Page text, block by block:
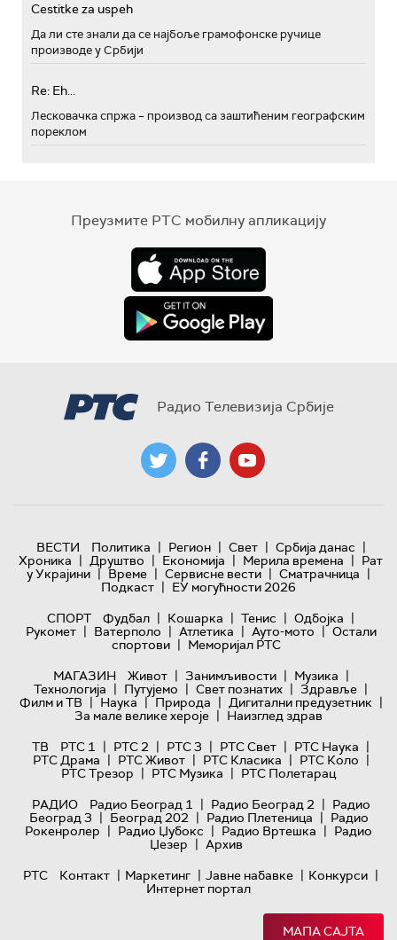
Cestitke za uspeh
Да ли сте знали да се најбоље грамофонске ручице
производе у Србији
Re: Eh...
Лесковачка спржа – производ са заштићеним географским
пореклом
Преузмите РТС мобилну апликацију
Радио Телевизија Србије
ВЕСТИ Политика | Регион | Свет | Србија данас |
Хроника | Друштво | Економија | Мерила времена | Рат
у Украјини | Време | Сервисне вести | Сматрачница |
Подкаст | ЕУ могућности 2026
СПОРТ
Фудбал | Кошарка | Тенис | Одбојка |
Рукомет | Ватерполо | Атлетика | Ауто-мото | Остали
спортови | Меморијал РТС
МАГАЗИН
Живот | Занимљивости | Музика |
Технологијa | Путујемо | Свет познатих | Здравље |
Филм и ТВ | Наука | Природа | Дигитални предузетник |
За мале велике хероје | Наизглед здрав
ТВ
РТС 1 | РТС 2 | РТС 3 | РТС Свет | РТС Наука |
РТС Драма | РТС Живот | РТС Класика | РТС Коло |
РТС Трезор | РТС Музика | РТС Полетарац
РАДИО
Радио Београд 1 | Радио Београд 2 | Радио
Београд 3 | Београд 202 | Радио Плетеница | Радио
Рокенролер | Радио Џубокс | Радио Вртешка | Радио
Џезер | Архив
РТС
Контакт | Маркетинг | Јавне набавке | Конкурси |
Интернет портал
МАПА САЈТА